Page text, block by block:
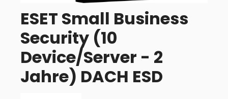
ESET Small Business
Security (10
Device/Server - 2
Jahre) DACH ESD